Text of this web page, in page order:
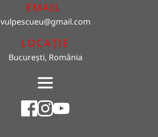
EMAIL
vulpescueu@gmail.com
LOCAȚIE
București, România